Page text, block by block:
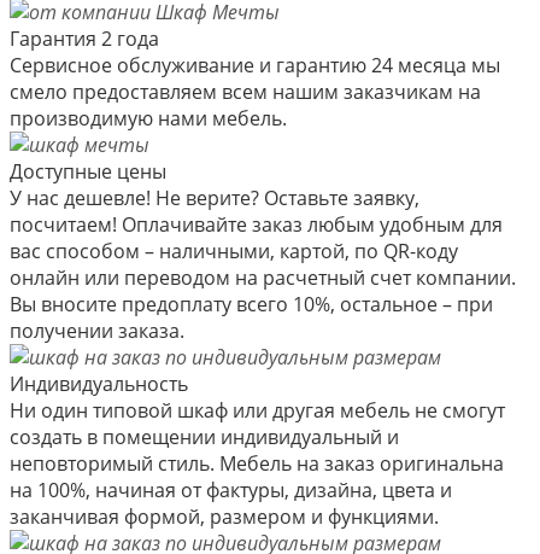
Гарантия 2 года
Сервисное обслуживание и гарантию 24 месяца мы
смело предоставляем всем нашим заказчикам на
производимую нами мебель.
Доступные цены
У нас дешевле! Не верите? Оставьте заявку,
посчитаем! Оплачивайте заказ любым удобным для
вас способом – наличными, картой, по QR-коду
онлайн или переводом на расчетный счет компании.
Вы вносите предоплату всего 10%, остальное – при
получении заказа.
Индивидуальность
Ни один типовой шкаф или другая мебель не смогут
создать в помещении индивидуальный и
неповторимый стиль. Мебель на заказ оригинальна
на 100%, начиная от фактуры, дизайна, цвета и
заканчивая формой, размером и функциями.